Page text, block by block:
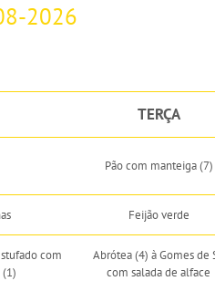
2026
TERÇA
Pão com manteiga (7)
Feijão verde
com
Abrótea (4) à Gomes de
com salada de alface